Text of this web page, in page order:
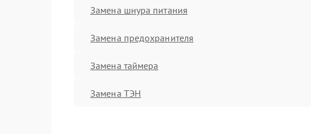
Замена шнура питания
Замена предохранителя
Замена таймера
Замена ТЭН